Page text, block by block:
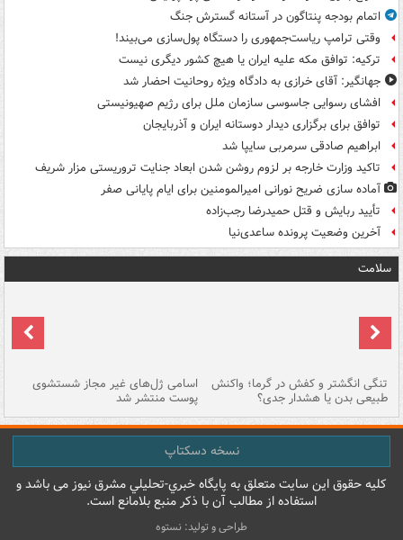
اتمام بودجه پنتاگون در آستانه گسترش جنگ
وقتی ترامپ ریاست‌جمهوری را دستگاه پول‌سازی می‌بیند!
ترکیه: توافق مکه علیه ایران یا هیچ کشور دیگری نیست
جهانگیر: آقای خرازی به دادگاه ویژه روحانیت احضار شد
افشای رسوایی جاسوسی سازمان ملل برای رژیم صهیونیستی
توافق برای برگزاری دیدار دوستانه ایران و آذربایجان
ابراهیم صادقی سرمربی سایپا شد
تاکید وزارت خارجه بر لزوم روشن شدن ابعاد جنایت تروریستی مزار شریف
آماده سازی ضریح نورانی امیرالمومنین برای ایام پایانی صفر
تأیید ربایش و قتل حمیدرضا رجب‌زاده
آخرین وضعیت پرونده ساعدی‌نیا
سلامت
تنگی انگشتر و کفش در گرما؛ واکنش
طبیعی بدن یا هشدار جدی؟
اسامی ژل‌های غیر مجاز شستشوی
پوست منتشر شد
نسخه دسکتاپ
کليه حقوق اين سايت متعلق به پایگاه خبري-تحليلي مشرق نيوز می باشد و
استفاده از مطالب آن با ذکر منبع بلامانع است.
طراحی و تولید: نستوه